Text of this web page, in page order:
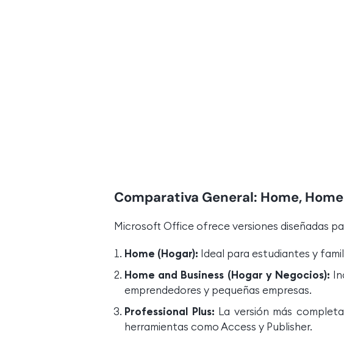
Comparativa General: Home,
Microsoft Office ofrece versiones diseñadas
Home (Hogar): Ideal para estudiantes y
Home and Business (Hogar y Negocios):
emprendedores y pequeñas empresas.
Professional Plus: La versión más
herramientas como Access y Publisher.